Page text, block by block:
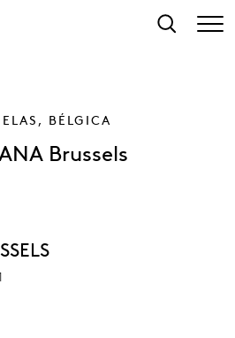
Búsqueda
BÉLGICA
Brussels